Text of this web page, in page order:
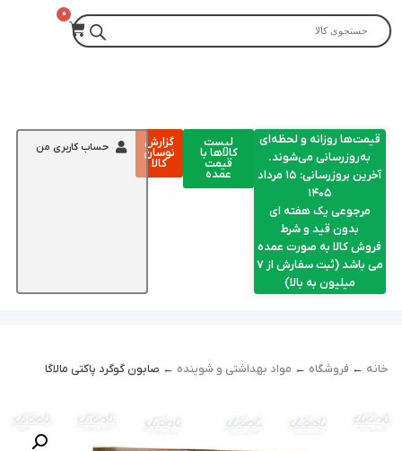
قیمت‌ها روزانه و لحظه‌ای
به‌روزرسانی می‌شوند.
آخرین بروزرسانی: ۱۵ مرداد
۱۴۰۵
مرجوعی یک هفته ای
بدون قید و شرط
فروش کالا به صورت عمده
می باشد (ثبت سفارش از 7
میلیون به بالا)
لیست
کالاها با
قیمت
عمده
گزارش
نوسان
کالا
حساب کاربری من
خانه ← فروشگاه ← مواد بهداشتی و شوینده ← صابون گوگرد پاکتی مالاگا